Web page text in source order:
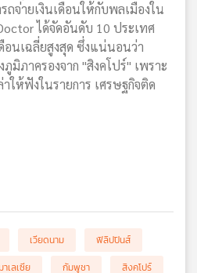
ถจ่ายเงินเดือนให้กับพลเมืองใน
ได้จัดอันดับ 10 ประเทศ
อนเฉลี่ยสูงสุด ซึ่งแน่นอนว่า
มิภาครองจาก "สิงคโปร์" เพราะ
ให้ฟังในรายการ เศรษฐกิจติด
เวียดนาม
ฟิลิปปินส์
าเลเซีย กัมพูชา
สิงคโปร์